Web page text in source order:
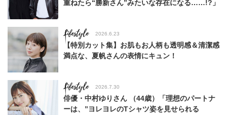
重ねたら“勝新さん”みたいな存在になる……!?」
Lifestyle 2026.6.23
【特別カット集】お肌もお人柄も透明感＆清潔感
満点な、夏帆さんの表情にキュン！
Lifestyle 2026.7.30
俳優・中村ゆりさん （44歳）「理想のパートナ
ーは、”ヨレヨレのTシャツ姿を見せられる